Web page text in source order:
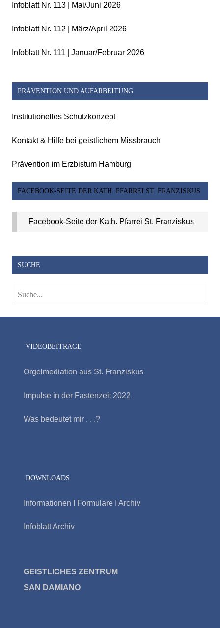
Infoblatt Nr. 113 | Mai/Juni 2026
Infoblatt Nr. 112 | März/April 2026
Infoblatt Nr. 111 | Januar/Februar 2026
PRÄVENTION UND AUFARBEITUNG
Institutionelles Schutzkonzept
Kontakt & Hilfe bei geistlichem Missbrauch
Prävention im Erzbistum Hamburg
FACEBOOK-SEITE DER KATH. PFARREI ST. FRANZISKUS
Facebook-Seite der Kath. Pfarrei St. Franziskus
SUCHE
VIDEOBEITRÄGE
Orgelmediation aus St. Franziskus
Impulse in der Fastenzeit 2022
Was bedeutet mir . . .?
DOWNLOADS
Informationen I Formulare I Archiv
Infoblatt Archiv
GEISTLICHES ZENTRUM
SAN DAMIANO